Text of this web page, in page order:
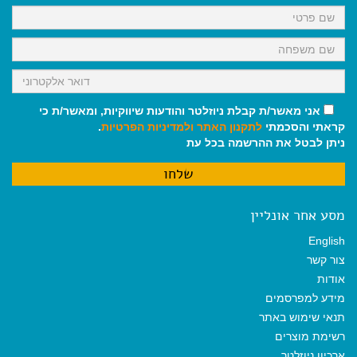
k
p
m
אני מאשר/ת קבלת ניוזלטר והודעות שיווקיות, ומאשר/ת כי
קראתי והסכמתי לתקנון האתר ולמדיניות הפרטיות.
ניתן לבטל את ההרשמה בכל עת
מסע אחר אונליין
English
צור קשר
אודות
מידע למפרסמים
תנאי שימוש באתר
רשימת מוצרים